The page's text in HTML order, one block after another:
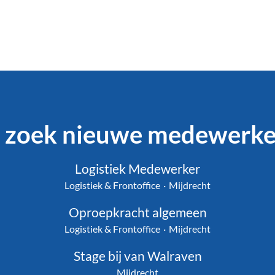
nieuwe
Logistiek Medewerker
Logistiek & Frontoffice · Mijdrecht
Oproepkracht algemeen
Logistiek & Frontoffice · Mijdrecht
Stage bij van Walraven
Mijdrecht